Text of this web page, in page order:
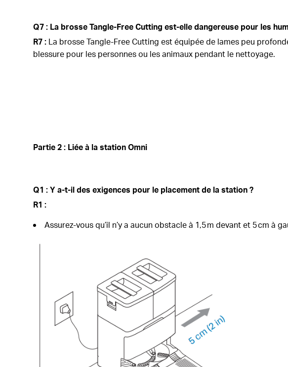
Q7 : La brosse Tangle-Free Cutting est-elle dangereuse pour les
R7 : La brosse Tangle-Free Cutting est équipée de lames peu
blessure pour les personnes ou les animaux pendant le nettoyage.
Partie 2 : Liée à la station Omni
Q1 : Y a-t-il des exigences pour le placement de la station ?
R1 :
Assurez-vous qu’il n’y a aucun obstacle à 1,5 m devant et 5 cm à